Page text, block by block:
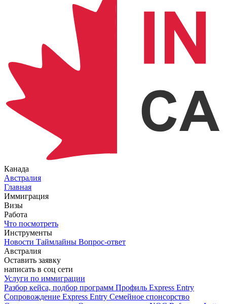
Канада
Австралия
Главная
Иммиграция
Визы
Работа
Что посмотреть
Инструменты
Новости Таймлайны Вопрос-ответ
Австралия
Оставить заявку
написать в соц сети
Услуги по иммиграции
Разбор кейса, подбор программ Профиль Express Entry
Сопровождение Express Entry Семейное спонсорство